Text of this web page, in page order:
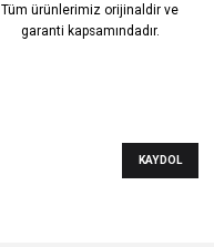
Tüm ürünlerimiz orijinaldir ve
garanti kapsamındadır.
KAYDOL